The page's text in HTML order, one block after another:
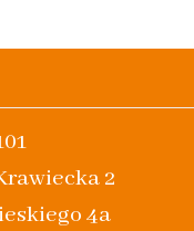
2
4a